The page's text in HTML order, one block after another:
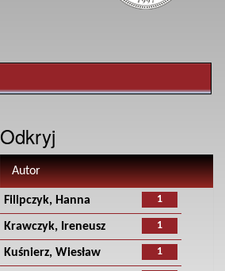
Odkryj
Autor
1
Filipczyk, Hanna
1
Krawczyk, Ireneusz
1
Kuśnierz, Wiesław